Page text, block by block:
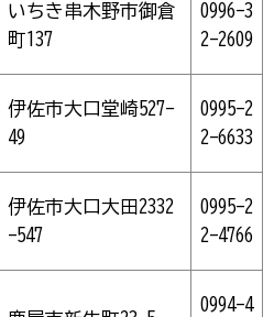
いちき串木野市御倉
町137
0996-3
2-2609
伊佐市大口堂崎527-
49
0995-2
2-6633
伊佐市大口大田2332
-547
0995-2
2-4766
0994-4